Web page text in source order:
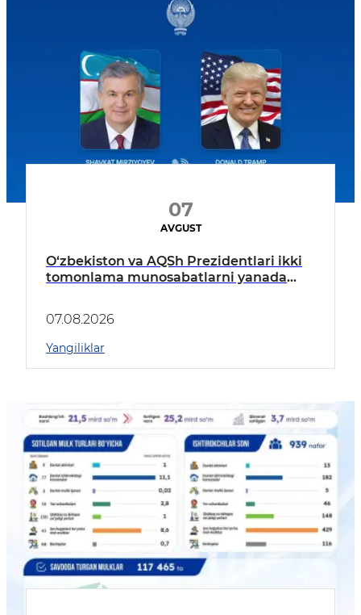
07
AVGUST
O‘zbekiston va AQSh Prezidentlari ikki
tomonlama munosabatlarni yanada
07.08.2026
Yangiliklar